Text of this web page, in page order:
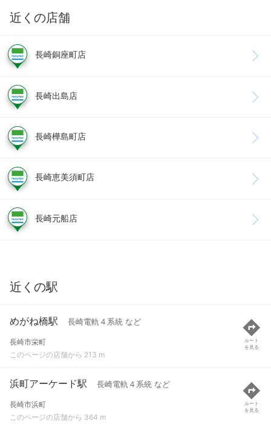
近くの店舗
長崎銅座町店
長崎出島店
長崎樺島町店
長崎恵美須町店
長崎元船店
近くの駅
めがね橋駅 長崎電軌４系統 など
長崎市栄町
このページの店舗から 213 m
ルート
を見る
浜町アーケード駅 長崎電軌４系統 など
長崎市浜町
このページの店舗から 364 m
ルート
を見る